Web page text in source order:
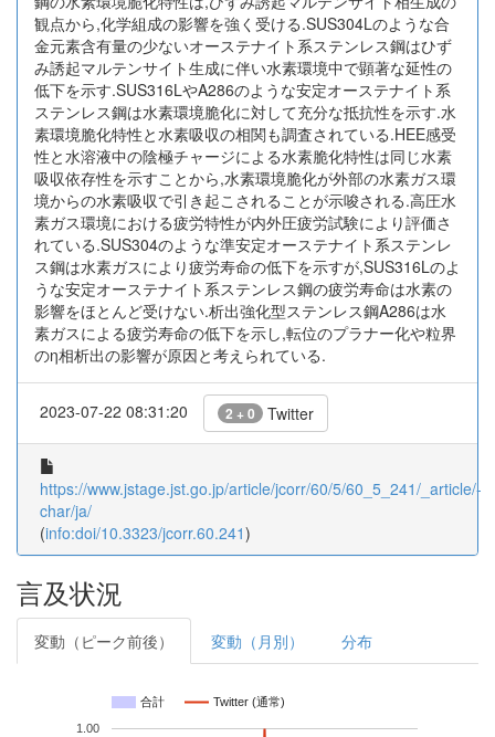
観点から,化学組成の影響を強く受ける.SUS304Lのような合
金元素含有量の少ないオーステナイト系ステンレス鋼はひず
み誘起マルテンサイト生成に伴い水素環境中で顕著な延性の
低下を示す.SUS316LやA286のような安定オーステナイト系
ステンレス鋼は水素環境脆化に対して充分な抵抗性を示す.水
素環境脆化特性と水素吸収の相関も調査されている.HEE感受
性と水溶液中の陰極チャージによる水素脆化特性は同じ水素
吸収依存性を示すことから,水素環境脆化が外部の水素ガス環
境からの水素吸収で引き起こされることが示唆される.高圧水
素ガス環境における疲労特性が内外圧疲労試験により評価さ
れている.SUS304のような準安定オーステナイト系ステンレ
ス鋼は水素ガスにより疲労寿命の低下を示すが,SUS316Lのよ
うな安定オーステナイト系ステンレス鋼の疲労寿命は水素の
影響をほとんど受けない.析出強化型ステンレス鋼A286は水
素ガスによる疲労寿命の低下を示し,転位のプラナー化や粒界
のη相析出の影響が原因と考えられている.
2023-07-22 08:31:20 2 + 0 Twitter
https://www.jstage.jst.go.jp/article/jcorr/60/5/60_5_241/_article/-
char/ja/
(info:doi/10.3323/jcorr.60.241)
言及状況
変動（ピーク前後） 変動（月別） 分布
合計 Twitter (通常)
1.00